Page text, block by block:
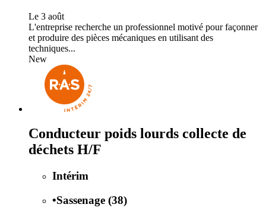
Le 3 août
L'entreprise recherche un professionnel motivé pour façonner
et produire des pièces mécaniques en utilisant des
techniques...
New
Conducteur poids lourds collecte de
déchets H/F
Intérim
•Sassenage (38)